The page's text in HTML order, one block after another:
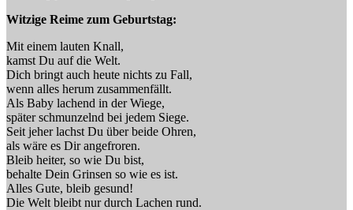
Witzige Reime zum Geburtstag:
Mit einem lauten Knall,
kamst Du auf die Welt.
Dich bringt auch heute nichts zu Fall,
wenn alles herum zusammenfällt.
Als Baby lachend in der Wiege,
später schmunzelnd bei jedem Siege.
Seit jeher lachst Du über beide Ohren,
als wäre es Dir angefroren.
Bleib heiter, so wie Du bist,
behalte Dein Grinsen so wie es ist.
Alles Gute, bleib gesund!
Die Welt bleibt nur durch Lachen rund.